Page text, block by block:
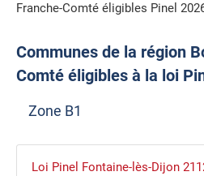
Franche-Comté éligibles Pinel
Communes de la région
Comté éligibles à la loi
Zone B1
Loi Pinel Fontaine-lès-Dijon